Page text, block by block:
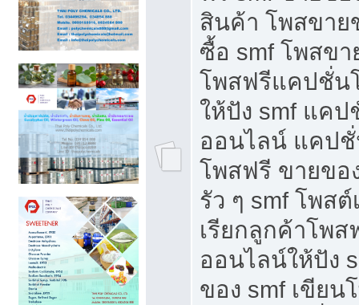
สินค้า โพสขาย
ซื้อ smf โพสข
โพสฟรีแคปชั่น
ให้ปัง smf แค
ออนไลน์ แคป
โพสฟรี ขายขอ
รัว ๆ smf โพส
เรียกลูกค้าโพส
ออนไลน์ให้ปัง
ของ smf เขียน